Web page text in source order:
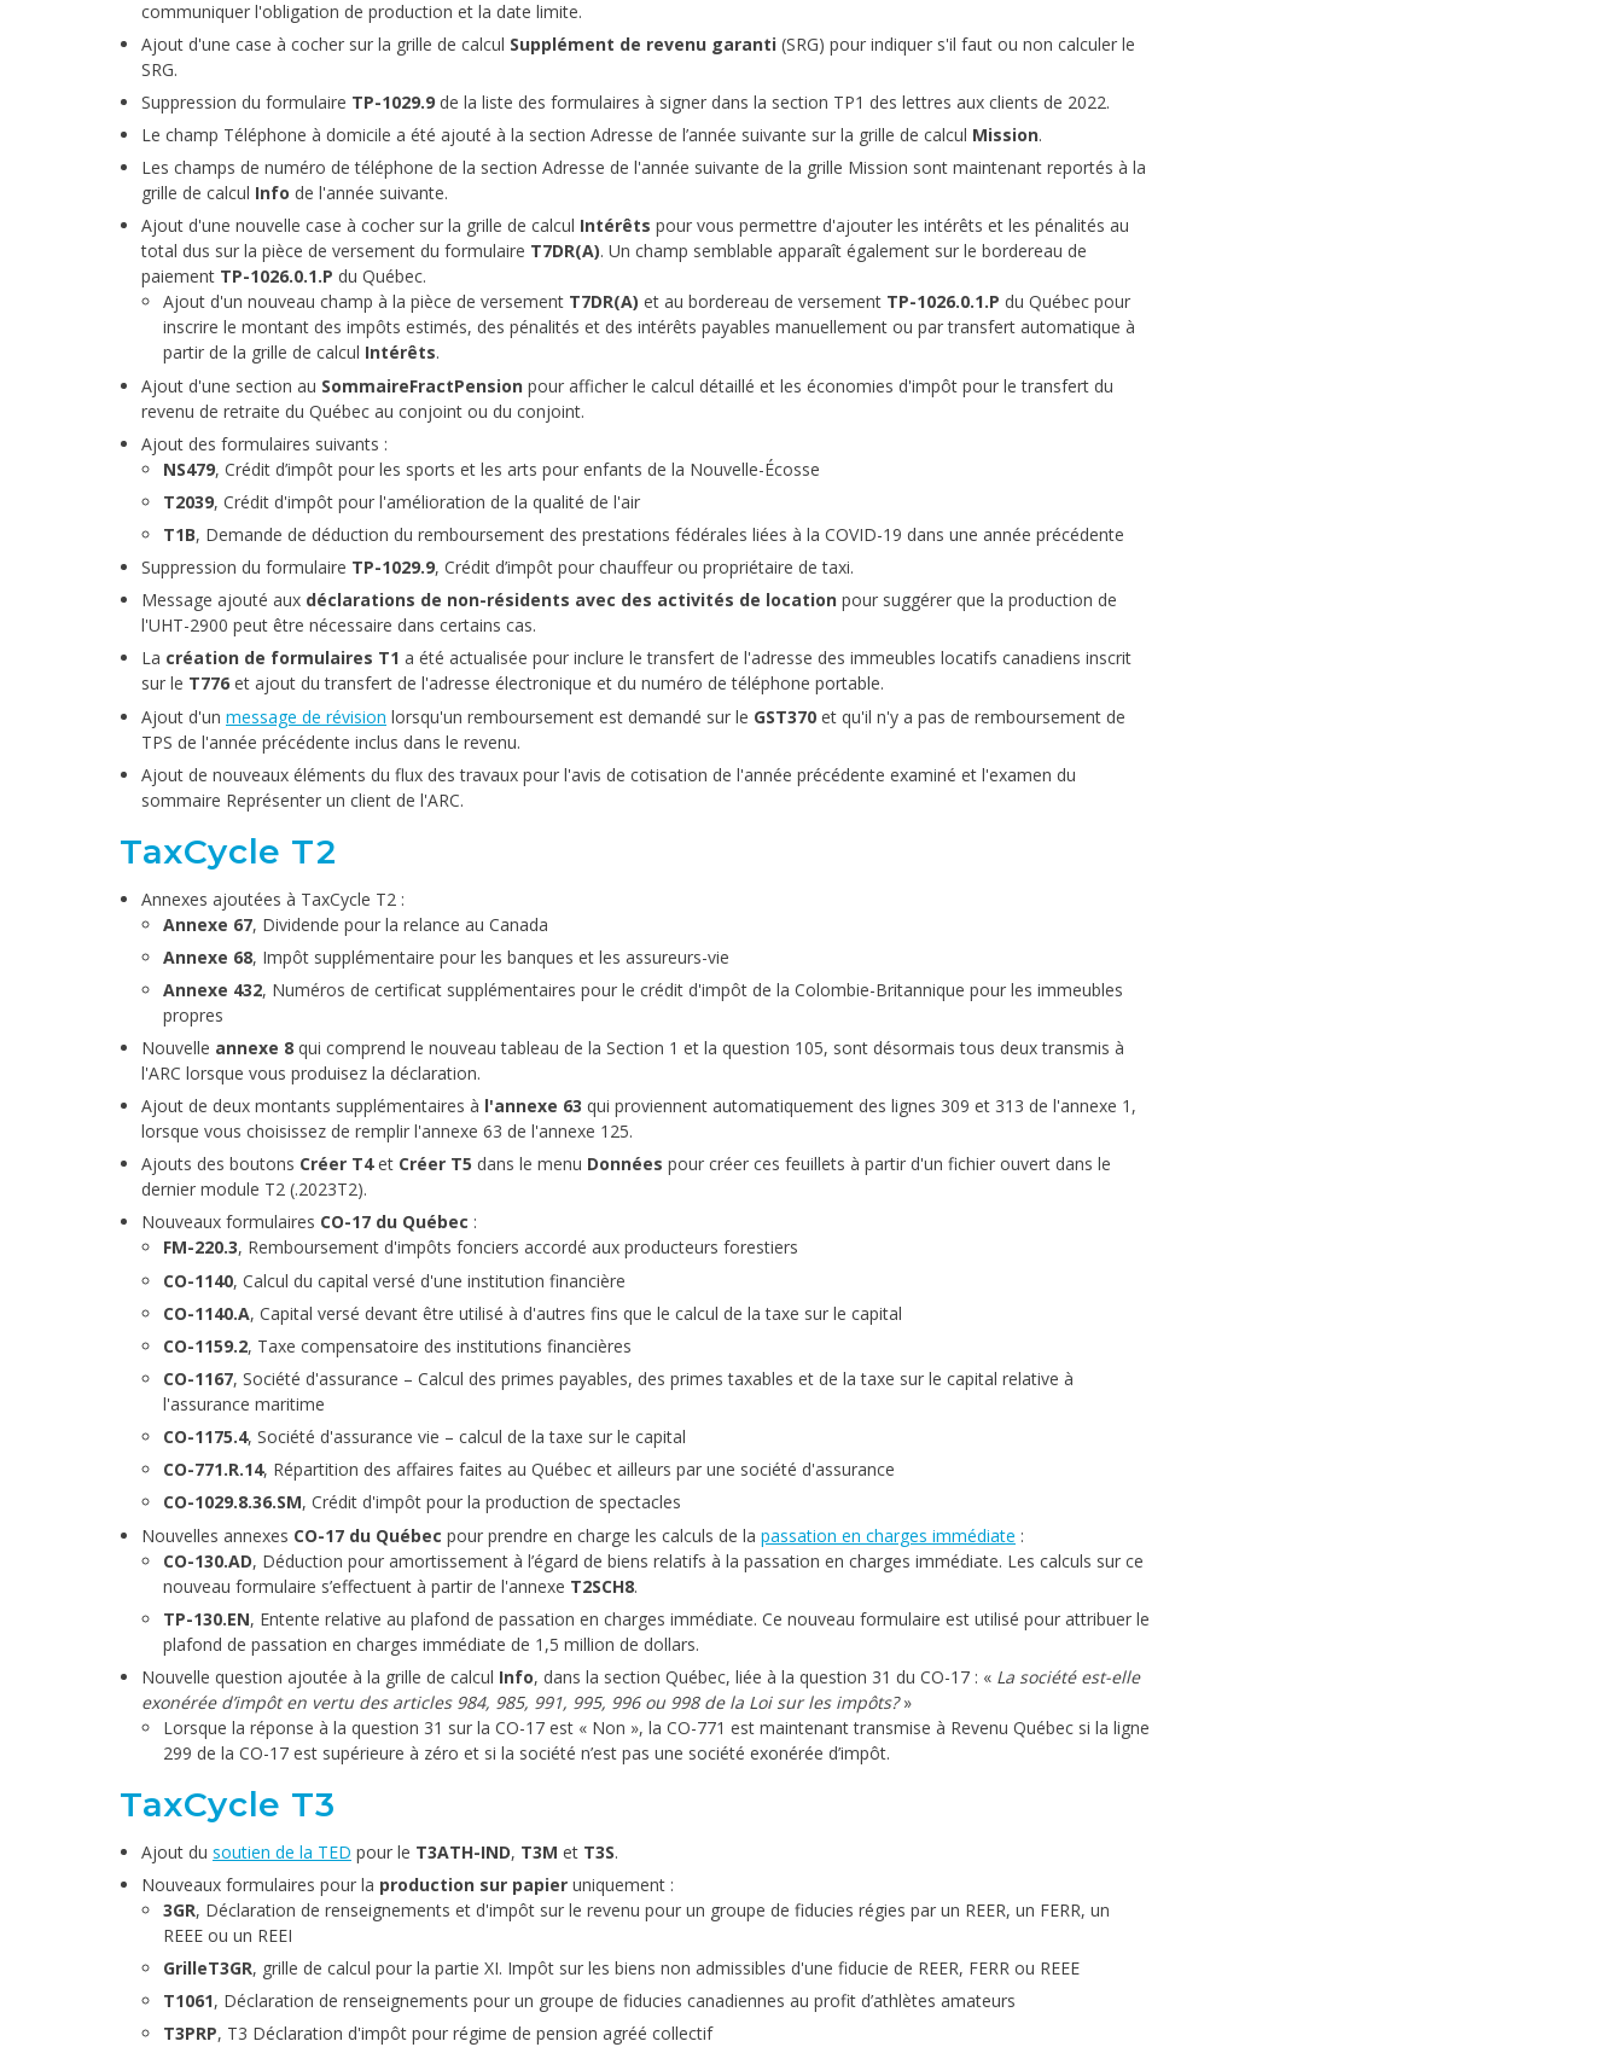
communiquer l'obligation de production et la date limite.
Ajout d'une case à cocher sur la grille de calcul Supplément de revenu garanti (SRG) pour indiquer s'il faut ou non calculer le
SRG.
Suppression du formulaire TP-1029.9 de la liste des formulaires à signer dans la section TP1 des lettres aux clients de 2022.
Le champ Téléphone à domicile a été ajouté à la section Adresse de l’année suivante sur la grille de calcul Mission.
Les champs de numéro de téléphone de la section Adresse de l'année suivante de la grille Mission sont maintenant reportés à la
grille de calcul Info de l'année suivante.
Ajout d'une nouvelle case à cocher sur la grille de calcul Intérêts pour vous permettre d'ajouter les intérêts et les pénalités au
total dus sur la pièce de versement du formulaire T7DR(A). Un champ semblable apparaît également sur le bordereau de
paiement TP-1026.0.1.P du Québec.
Ajout d'un nouveau champ à la pièce de versement T7DR(A) et au bordereau de versement TP-1026.0.1.P du Québec pour
inscrire le montant des impôts estimés, des pénalités et des intérêts payables manuellement ou par transfert automatique à
partir de la grille de calcul Intérêts.
Ajout d'une section au SommaireFractPension pour afficher le calcul détaillé et les économies d'impôt pour le transfert du
revenu de retraite du Québec au conjoint ou du conjoint.
Ajout des formulaires suivants :
NS479, Crédit d’impôt pour les sports et les arts pour enfants de la Nouvelle-Écosse
T2039, Crédit d'impôt pour l'amélioration de la qualité de l'air
T1B, Demande de déduction du remboursement des prestations fédérales liées à la COVID-19 dans une année précédente
Suppression du formulaire TP-1029.9, Crédit d’impôt pour chauffeur ou propriétaire de taxi.
Message ajouté aux déclarations de non-résidents avec des activités de location pour suggérer que la production de
l'UHT-2900 peut être nécessaire dans certains cas.
La création de formulaires T1 a été actualisée pour inclure le transfert de l'adresse des immeubles locatifs canadiens inscrit
sur le T776 et ajout du transfert de l'adresse électronique et du numéro de téléphone portable.
Ajout d'un message de révision lorsqu'un remboursement est demandé sur le GST370 et qu'il n'y a pas de remboursement de
TPS de l'année précédente inclus dans le revenu.
Ajout de nouveaux éléments du flux des travaux pour l'avis de cotisation de l'année précédente examiné et l'examen du
sommaire Représenter un client de l'ARC.
TaxCycle T2
Annexes ajoutées à TaxCycle T2 :
Annexe 67, Dividende pour la relance au Canada
Annexe 68, Impôt supplémentaire pour les banques et les assureurs-vie
Annexe 432, Numéros de certificat supplémentaires pour le crédit d'impôt de la Colombie-Britannique pour les immeubles
propres
Nouvelle annexe 8 qui comprend le nouveau tableau de la Section 1 et la question 105, sont désormais tous deux transmis à
l'ARC lorsque vous produisez la déclaration.
Ajout de deux montants supplémentaires à l'annexe 63 qui proviennent automatiquement des lignes 309 et 313 de l'annexe 1,
lorsque vous choisissez de remplir l'annexe 63 de l'annexe 125.
Ajouts des boutons Créer T4et Créer T5 dans le menu Données pour créer ces feuillets à partir d'un fichier ouvert dans le
dernier module T2 (.2023T2).
Nouveaux formulaires CO-17 du Québec :
FM-220.3, Remboursement d'impôts fonciers accordé aux producteurs forestiers
CO-1140, Calcul du capital versé d'une institution financière
CO-1140.A, Capital versé devant être utilisé à d'autres fins que le calcul de la taxe sur le capital
CO-1159.2, Taxe compensatoire des institutions financières
CO-1167, Société d'assurance – Calcul des primes payables, des primes taxables et de la taxe sur le capital relative à
l'assurance maritime
CO-1175.4, Société d'assurance vie – calcul de la taxe sur le capital
CO-771.R.14, Répartition des affaires faites au Québec et ailleurs par une société d'assurance
CO-1029.8.36.SM, Crédit d'impôt pour la production de spectacles
Nouvelles annexes CO-17 du Québec pour prendre en charge les calculs de la passation en charges immédiate :
CO-130.AD, Déduction pour amortissement à l’égard de biens relatifs à la passation en charges immédiate. Les calculs sur ce
nouveau formulaire s’effectuent à partir de l'annexe T2SCH8.
TP-130.EN, Entente relative au plafond de passation en charges immédiate. Ce nouveau formulaire est utilisé pour attribuer le
plafond de passation en charges immédiate de 1,5 million de dollars.
Nouvelle question ajoutée à la grille de calcul Info, dans la section Québec, liée à la question 31 du CO-17 : « La société est-elle
exonérée d’impôt en vertu des articles 984, 985, 991, 995, 996 ou 998 de la Loi sur les impôts?»
Lorsque la réponse à la question 31 sur la CO-17 est « Non », la CO-771 est maintenant transmise à Revenu Québec si la ligne
299 de la CO-17 est supérieure à zéro et si la société n’est pas une société exonérée d’impôt.
TaxCycle T3
Ajout du soutien de la TED pour le T3ATH-IND, T3M et T3S.
Nouveaux formulaires pour la production sur papier uniquement :
3GR, Déclaration de renseignements et d'impôt sur le revenu pour un groupe de fiducies régies par un REER, un FERR, un
REEE ou un REEI
GrilleT3GR, grille de calcul pour la partie XI. Impôt sur les biens non admissibles d'une fiducie de REER, FERR ou REEE
T1061, Déclaration de renseignements pour un groupe de fiducies canadiennes au profit d’athlètes amateurs
T3PRP, T3 Déclaration d'impôt pour régime de pension agréé collectif